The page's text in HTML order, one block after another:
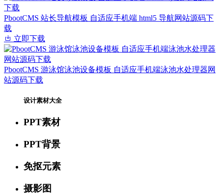
PbootCMS 站长导航模板 自适应手机端 html5 导航网站源码下
载
立即下载
PbootCMS 游泳馆泳池设备模板 自适应手机端泳池水处理器网
站源码下载
设计素材大全
PPT素材
PPT背景
免抠元素
摄影图